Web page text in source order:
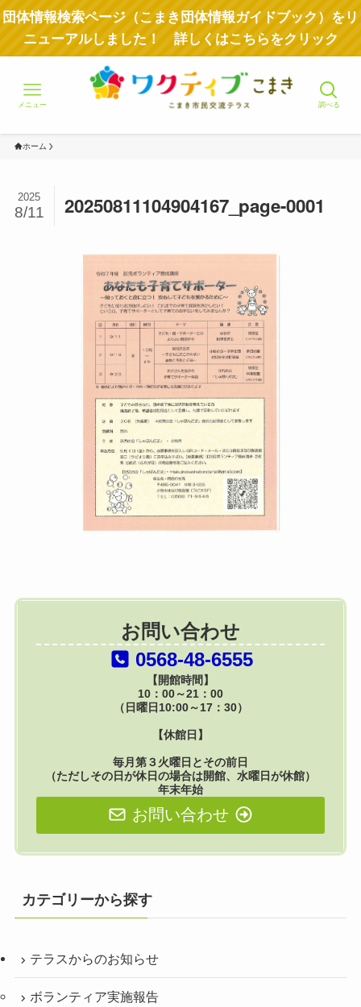
団体情報検索ページ（こまき団体情報ガイドブック）をリ
ニューアルしました！ 詳しくはこちらをクリック
調べる
メニュー
ホーム
20250811104904167_page-0001
2025
8/11
お問い合わせ
0568-48-6555
【開館時間】
10：00～21：00
（日曜日10:00～17：30）
【休館日】
毎月第３火曜日とその前日
（ただしその日が休日の場合は開館、水曜日が休館）
年末年始
お問い合わせ
カテゴリーから探す
テラスからのお知らせ
ボランティア実施報告